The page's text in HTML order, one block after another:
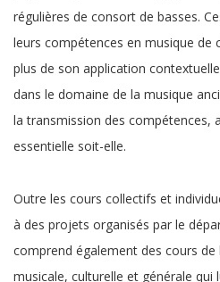
régulières de consort de basses.
leurs compétences en musique de
plus de son application
dans le domaine de la musique
la transmission des compétences,
essentielle soit-elle.
Outre les cours collectifs et
à des projets organisés par le
comprend également des cours de
musicale, culturelle et générale qui